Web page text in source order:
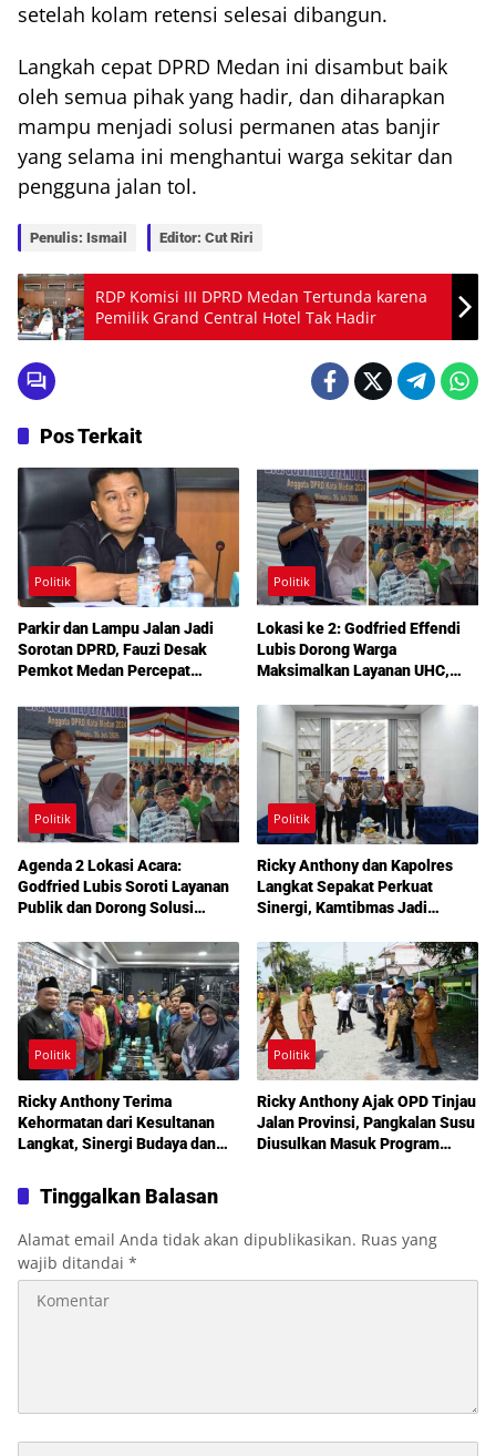
setelah kolam retensi selesai dibangun.
Langkah cepat DPRD Medan ini disambut baik
oleh semua pihak yang hadir, dan diharapkan
mampu menjadi solusi permanen atas banjir
yang selama ini menghantui warga sekitar dan
pengguna jalan tol.
Penulis: Ismail Editor: Cut Riri
RDP Komisi III DPRD Medan Tertunda karena
Pemilik Grand Central Hotel Tak Hadir
Pos Terkait
Politik
Parkir dan Lampu Jalan Jadi
Sorotan DPRD, Fauzi Desak
Pemkot Medan Percepat
Politik
Lokasi ke 2: Godfried Effendi
Lubis Dorong Warga
Maksimalkan Layanan UHC,
Pendidikan Mengemuka dalam
Reses Medan Amplas
Politik
Agenda 2 Lokasi Acara:
Godfried Lubis Soroti Layanan
Publik dan Dorong Solusi
DPRD Medan
Politik
Ricky Anthony dan Kapolres
Langkat Sepakat Perkuat
Sinergi, Kamtibmas Jadi
Politik
Ricky Anthony Terima
Kehormatan dari Kesultanan
Langkat, Sinergi Budaya dan
Diperkuat
Politik
Ricky Anthony Ajak OPD Tinjau
Jalan Provinsi, Pangkalan Susu
Diusulkan Masuk Program
Tinggalkan Balasan
Alamat email Anda tidak akan dipublikasikan. Ruas yang
wajib ditandai *